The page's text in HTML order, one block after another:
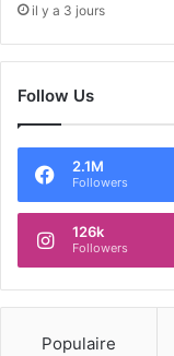
il y a 3 jours
Follow Us
2.1M
Followers
126k
Followers
Populaire